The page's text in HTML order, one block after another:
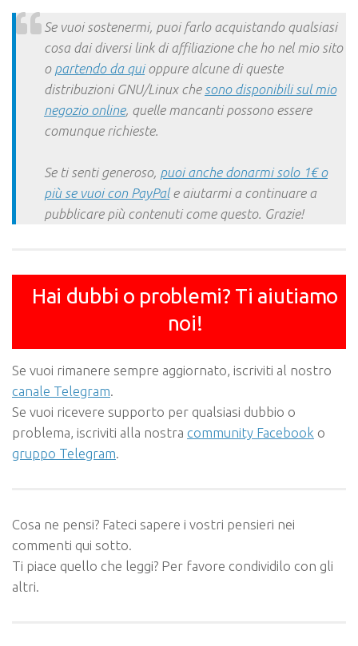
Se vuoi sostenermi, puoi farlo acquistando qualsiasi
cosa dai diversi link di affiliazione che ho nel mio sito
o partendo da quioppure alcune di queste
distribuzioni GNU/Linux che sono disponibili sul mio
negozio online, quelle mancanti possono essere
comunque richieste.
Se ti senti generoso, puoi anche donarmi solo 1€ o
più se vuoi con PayPale aiutarmi a continuare a
pubblicare più contenuti come questo. Grazie!
Hai dubbi o problemi? Ti aiutiamo
noi!
Se vuoi rimanere sempre aggiornato, iscriviti al nostro
canale Telegram.
Se vuoi ricevere supporto per qualsiasi dubbio o
problema, iscriviti alla nostra community Facebook o
gruppo Telegram.
Cosa ne pensi? Fateci sapere i vostri pensieri nei
commenti qui sotto.
Ti piace quello che leggi? Per favore condividilo con gli
altri.